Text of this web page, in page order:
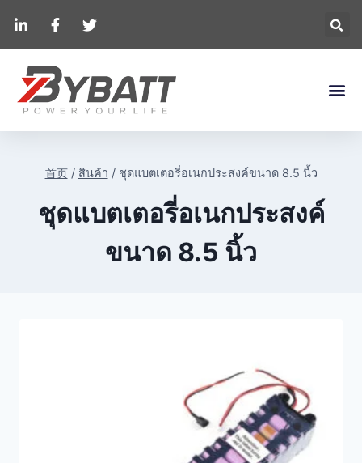
首页 / สินค้า / ชุดแบตเตอรี่อเนกประสงค์ขนาด 8.5 นิ้ว
ชุดแบตเตอรี่อเนกประสงค์
ขนาด 8.5 นิ้ว